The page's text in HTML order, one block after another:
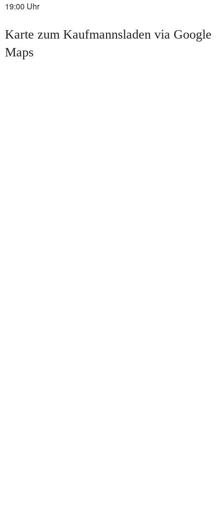
19:00 Uhr
Karte zum Kaufmannsladen via Google
Maps